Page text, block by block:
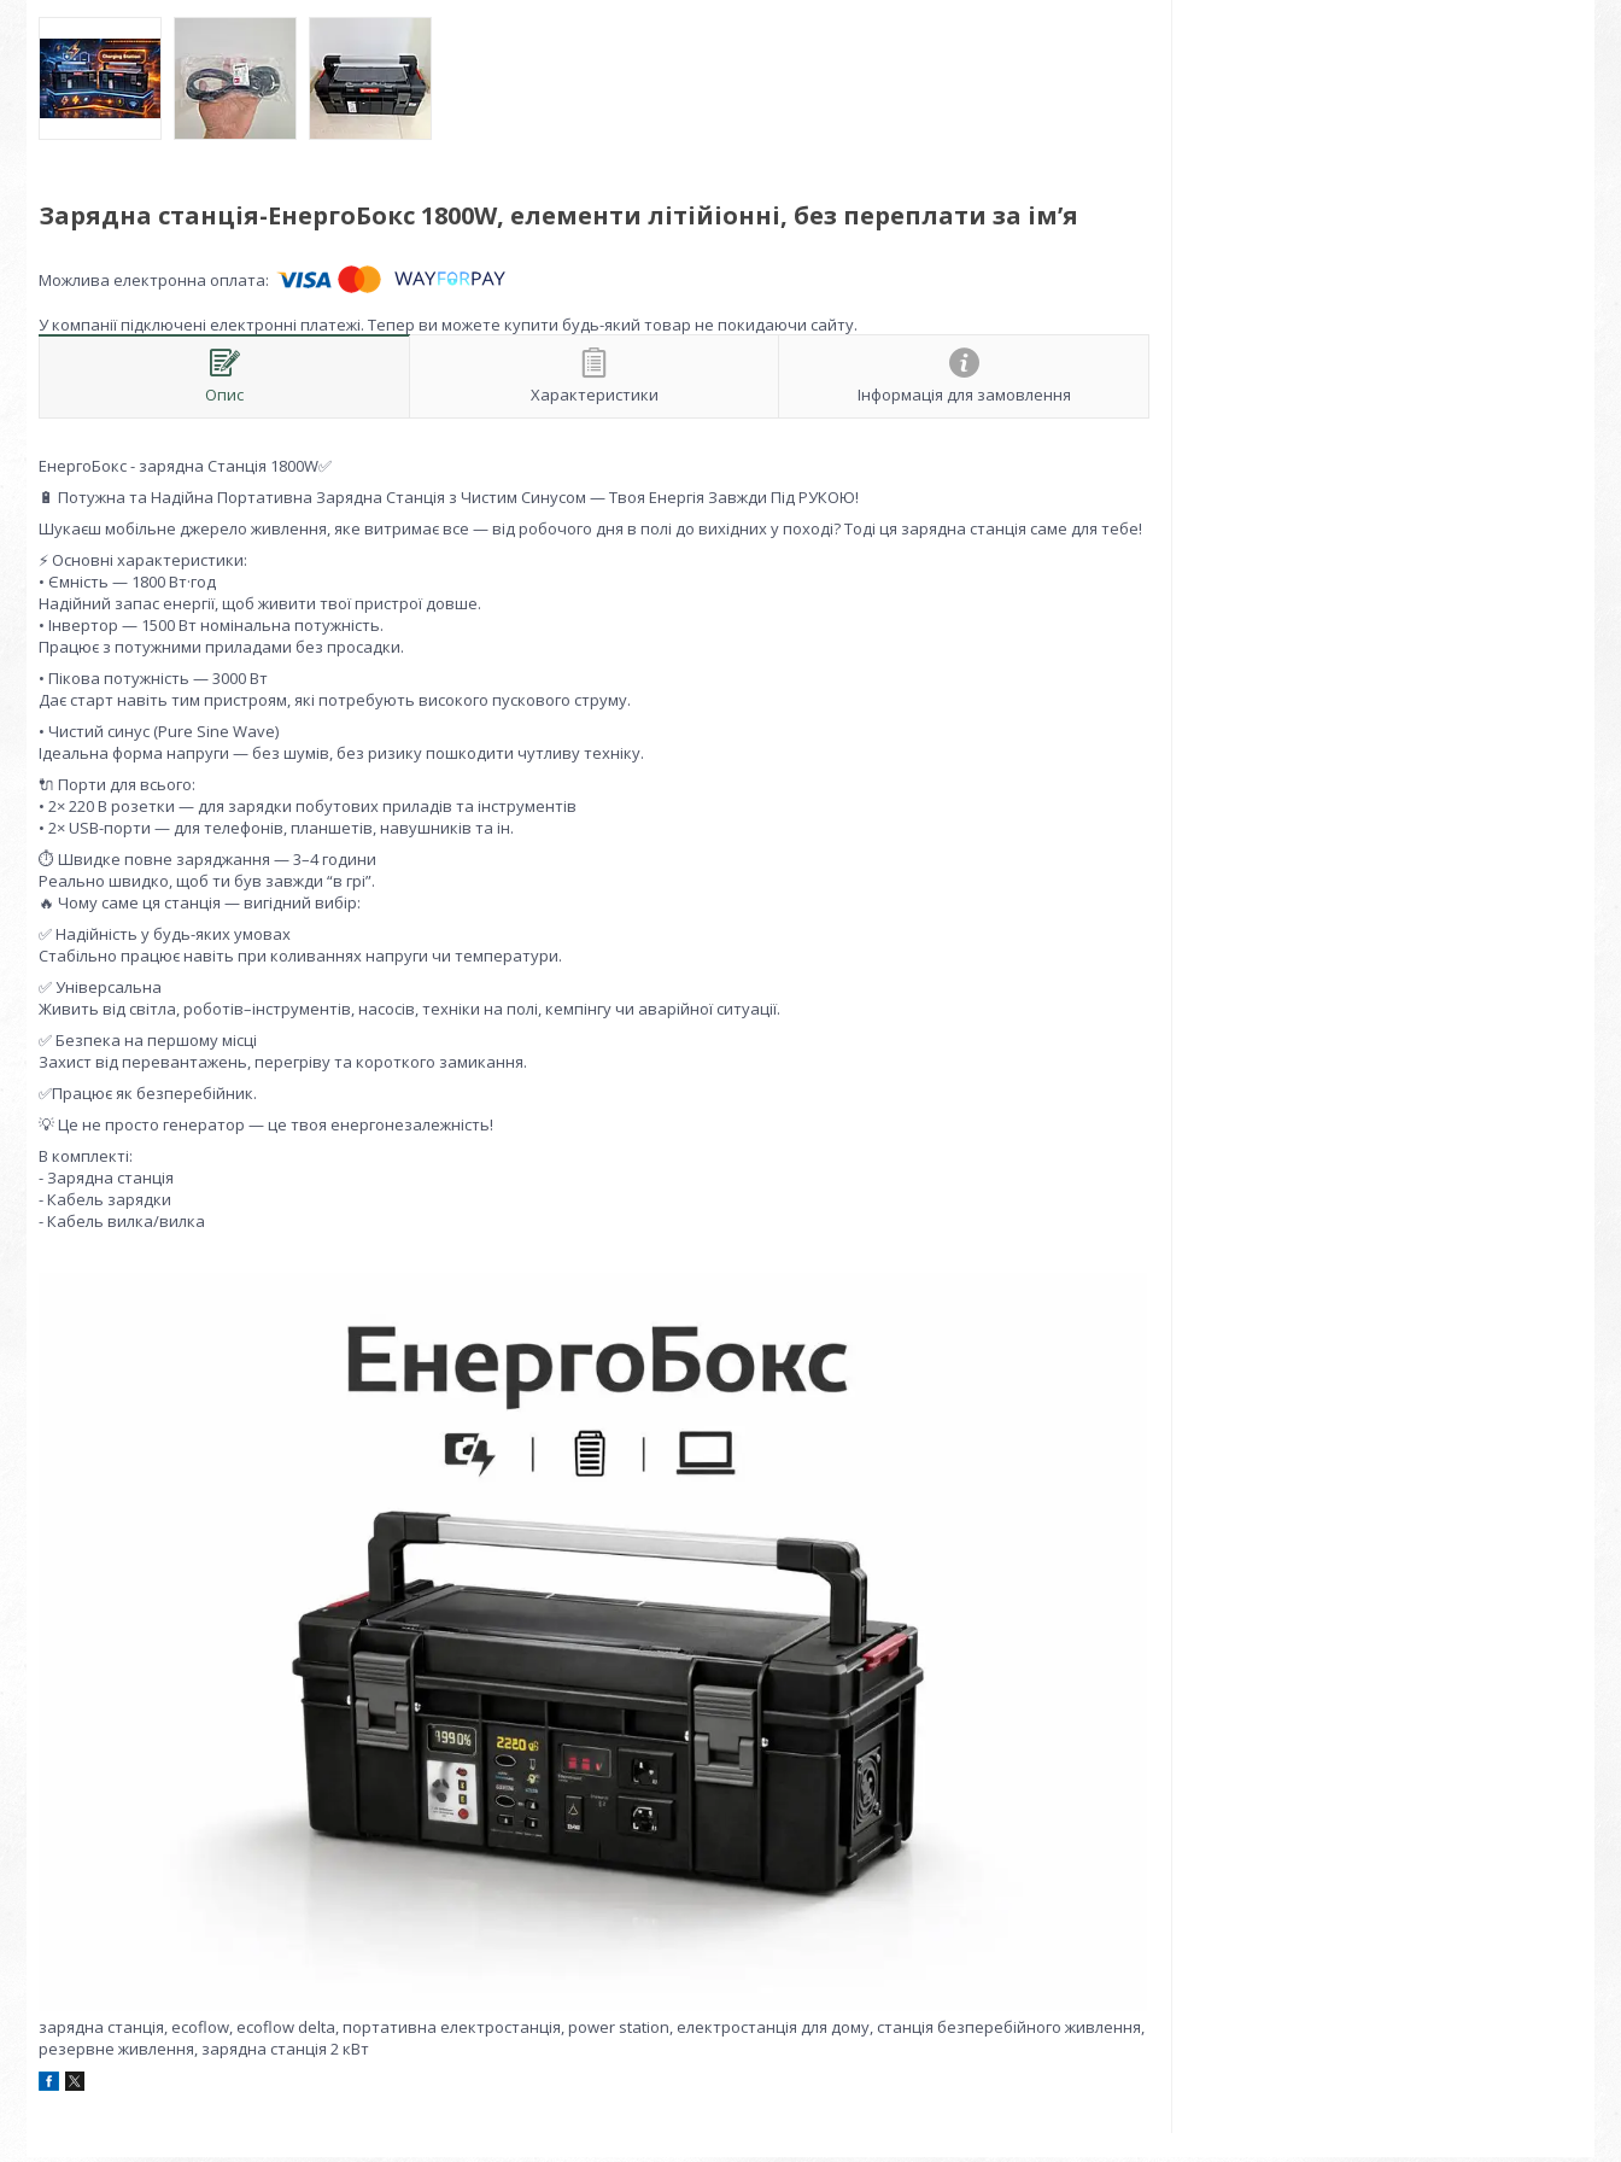
Зарядна станція-ЕнергоБокс 1800W, елементи літійіонні, без переплати за ім’я
У компанії підключені електронні платежі. Тепер ви можете купити будь-який товар не покидаючи сайту.
Опис Характеристики Інформація для замовлення
ЕнергоБокс - зарядна Станція 1800W✅
🔋 Потужна та Надійна Портативна Зарядна Станція з Чистим Синусом — Твоя Енергія Завжди Під РУКОЮ!
Шукаєш мобільне джерело живлення, яке витримає все — від робочого дня в полі до вихідних у поході? Тоді ця зарядна станція саме для тебе!
⚡ Основні характеристики:
• Ємність — 1800 Вт·год
Надійний запас енергії, щоб живити твої пристрої довше.
• Інвертор — 1500 Вт номінальна потужність.
Працює з потужними приладами без просадки.
• Пікова потужність — 3000 Вт
Дає старт навіть тим пристроям, які потребують високого пускового струму.
• Чистий синус (Pure Sine Wave)
Ідеальна форма напруги — без шумів, без ризику пошкодити чутливу техніку.
🔌 Порти для всього:
• 2× 220 В розетки — для зарядки побутових приладів та інструментів
• 2× USB-порти — для телефонів, планшетів, навушників та ін.
⏱️ Швидке повне заряджання — 3–4 години
Реально швидко, щоб ти був завжди “в грі”.
🔥 Чому саме ця станція — вигідний вибір:
✅ Надійність у будь-яких умовах
Стабільно працює навіть при коливаннях напруги чи температури.
✅ Універсальна
Живить від світла, роботів–інструментів, насосів, техніки на полі, кемпінгу чи аварійної ситуації.
✅ Безпека на першому місці
Захист від перевантажень, перегріву та короткого замикання.
✅Працює як безперебійник.
💡 Це не просто генератор — це твоя енергонезалежність!
В комплекті:
- Зарядна станція
- Кабель зарядки
- Кабель вилка/вилка
зарядна станція, ecoflow, ecoflow delta, портативна електростанція, power station, електростанція для дому, станція безперебійного живлення,
резервне живлення, зарядна станція 2 кВт